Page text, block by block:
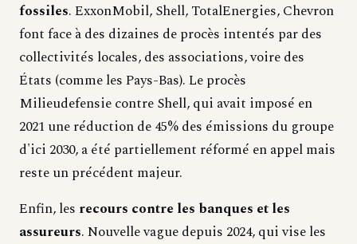
fossiles. ExxonMobil, Shell, TotalEnergies, Chevron
font face à des dizaines de procès intentés par des
collectivités locales, des associations, voire des
États (comme les Pays-Bas). Le procès
Milieudefensie contre Shell, qui avait imposé en
2021 une réduction de 45% des émissions du groupe
d'ici 2030, a été partiellement réformé en appel mais
reste un précédent majeur.
Enfin, les recours contre les banques et les
assureurs. Nouvelle vague depuis 2024, qui vise les